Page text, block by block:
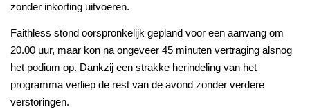
zonder inkorting uitvoeren.
Faithless stond oorspronkelijk gepland voor een aanvang om
20.00 uur, maar kon na ongeveer 45 minuten vertraging alsnog
het podium op. Dankzij een strakke herindeling van het
programma verliep de rest van de avond zonder verdere
verstoringen.